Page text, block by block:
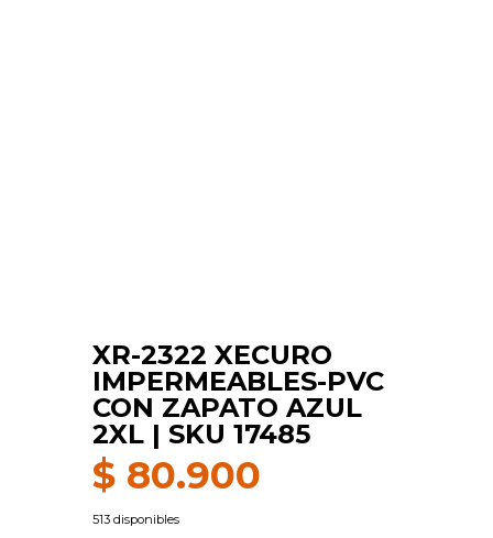
XR-2322 XECURO
IMPERMEABLES-PVC
CON ZAPATO AZUL
2XL | SKU 17485
$ 80.900
513 disponibles